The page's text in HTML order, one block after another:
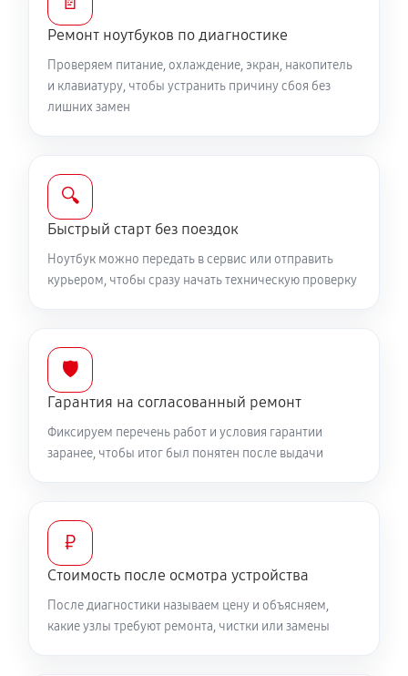
Установка драйверов ноутбука MSI GL66
12UGOK825US
470 руб 120 минут
Замена жесткого диска
Ремонт цепей питания
Замена видеокарты ноутбука MSI GL66
12UGOK825US
Ремонт разъема питания
Замена видеочипа ноутбука MSI GL66 12UGOK825US
Ремонт подсветки ноутбука MSI GL66 12UGOK825US
780 руб 90 минут
Ремонт ноутбуков по диагностике
Проверяем питание, охлаждение, экран, накопитель
и клавиатуру, чтобы устранить причину сбоя без
лишних замен
🔍
Быстрый старт без поездок
Ноутбук можно передать в сервис или отправить
курьером, чтобы сразу начать техническую проверку
🛡️
Гарантия на согласованный ремонт
Фиксируем перечень работ и условия гарантии
заранее, чтобы итог был понятен после выдачи
₽
Стоимость после осмотра устройства
После диагностики называем цену и объясняем,
какие узлы требуют ремонта, чистки или замены